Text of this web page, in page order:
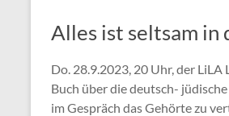
Alles ist seltsam in
Do. 28.9.2023, 20 Uhr, der
Buch über die deutsch-
im Gespräch das Gehörte zu